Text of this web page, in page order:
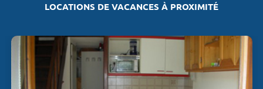
LOCATIONS DE VACANCES À PROXIMITÉ